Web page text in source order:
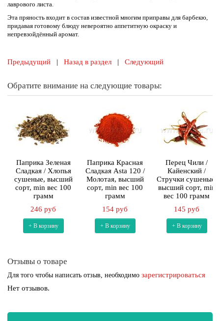
лаврового листа.
Эта пряность входит в состав известной многим приправы для барбекю,
придавая готовому блюду невероятно аппетитную окраску и
непревзойдённый аромат.
Предыдущий | Назад в раздел | Следующий
Обратите внимание на следующие товары:
Паприка Зеленая
Сладкая / Хлопья
сушеные, высший
сорт, min вес 100
грамм
246 руб
+ В корзину
Паприка Красная
Сладкая Asta 120 /
Молотая, высший
сорт, min вес 100
грамм
154 руб
+ В корзину
Перец Чили /
Кайенский /
Стручки сушеные,
высший сорт, min
вес 100 грамм
145 руб
+ В корзину
Отзывы о товаре
Для того чтобы написать отзыв, необходимо зарегистрироваться
Нет отзывов.